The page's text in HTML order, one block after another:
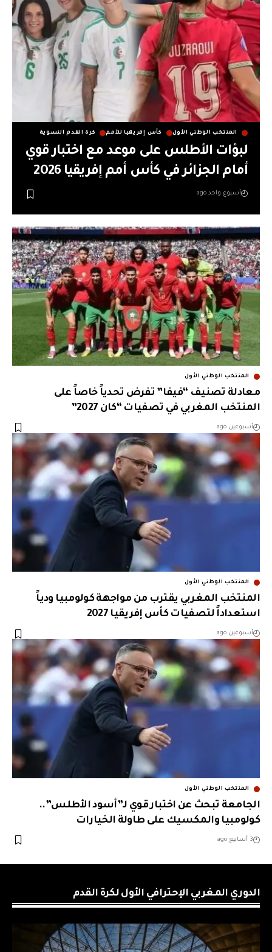
المنتخب الوطني الأول كأس إفريقيا للأمم كرة القدم النسوية
لبؤات الأطلس على موعد مع اختبار قوي
أمام الجزائر في كأس أمم إفريقيا 2026
أسبوع واحد ago
المنتخب الوطني الأول
معادلة تصنيف “فيفا” تفرض تحدياً خاصاً على
المنتخب المغربي في تصفيات “كان 2027”
أسبوعين ago
المنتخب الوطني الأول
المنتخب المغربي يقترب من مواجهة كولومبيا ودياً
استعداداً لتصفيات كأس إفريقيا 2027
أسبوعين ago
المنتخب الوطني الأول
الجامعة تبحث عن اختبار قوي لـ”أسود الأطلس”..
كولومبيا والمكسيك على طاولة الخيارات
3 أسابيع ago
الدوري المغربي الإحترافي الأول لكرة القدم